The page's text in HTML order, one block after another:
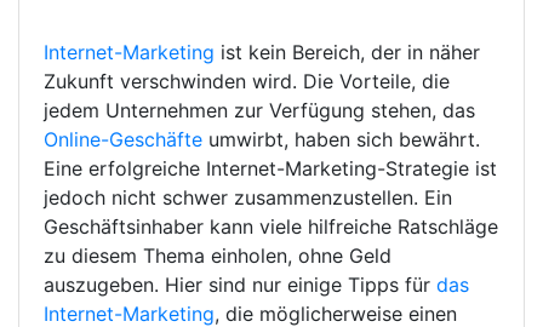
Internet-Marketing ist kein Bereich, der in näher
Zukunft verschwinden wird. Die Vorteile, die
jedem Unternehmen zur Verfügung stehen, das
Online-Geschäfte umwirbt, haben sich bewährt.
Eine erfolgreiche Internet-Marketing-Strategie ist
jedoch nicht schwer zusammenzustellen. Ein
Geschäftsinhaber kann viele hilfreiche Ratschläge
zu diesem Thema einholen, ohne Geld
auszugeben. Hier sind nur einige Tipps für das
Internet-Marketing, die möglicherweise einen